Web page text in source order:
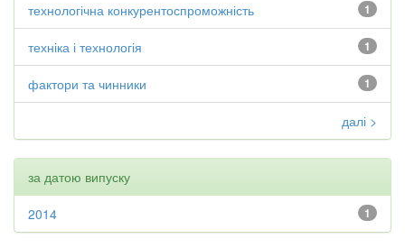
1
технологічна конкурентоспроможність
1
техніка і технологія
1
фактори та чинники
далі >
за датою випуску
1
2014